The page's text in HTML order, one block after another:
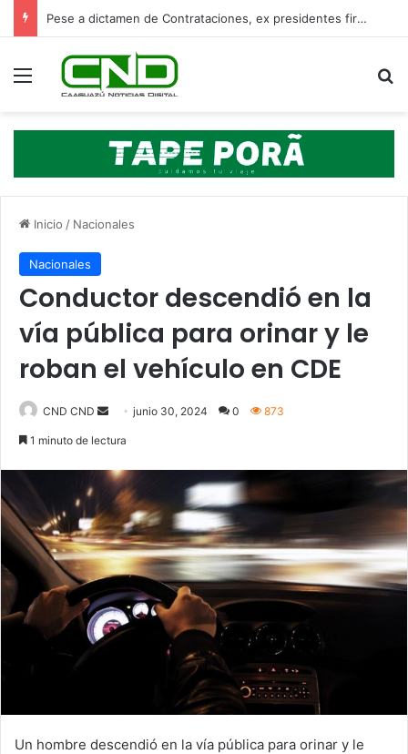
Pese a dictamen de Contrataciones, ex presidentes firmaron las adendas
Menú
Inicio / Nacionales
Nacionales
Conductor descendió en la
vía pública para orinar y le
roban el vehículo en CDE
CND CND
Sendjunio 30, 2024 0 873
1 minuto de lectura
Un hombre descendió en la vía pública para orinar y le